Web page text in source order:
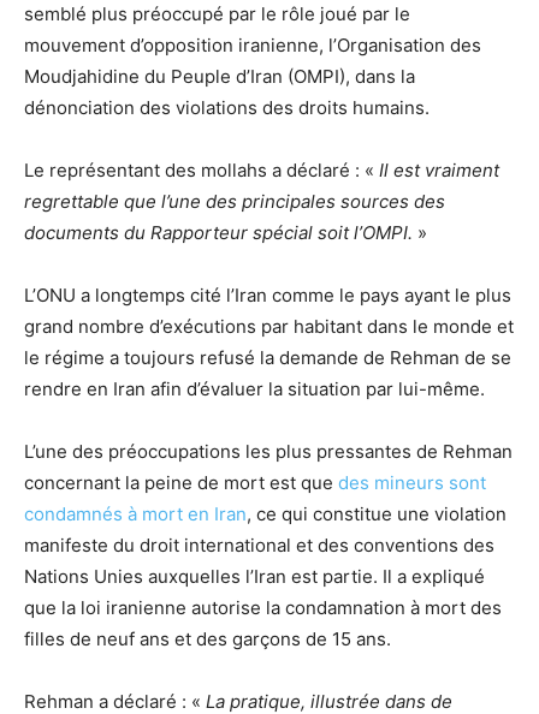
semblé plus préoccupé par le rôle joué par le
mouvement d’opposition iranienne, l’Organisation des
Moudjahidine du Peuple d’Iran (OMPI), dans la
dénonciation des violations des droits humains.
Le représentant des mollahs a déclaré : « Il est vraiment
regrettable que l’une des principales sources des
documents du Rapporteur spécial soit l’OMPI. »
L’ONU a longtemps cité l’Iran comme le pays ayant le plus
grand nombre d’exécutions par habitant dans le monde et
le régime a toujours refusé la demande de Rehman de se
rendre en Iran afin d’évaluer la situation par lui-même.
L’une des préoccupations les plus pressantes de Rehman
concernant la peine de mort est que des mineurs sont
condamnés à mort en Iran, ce qui constitue une violation
manifeste du droit international et des conventions des
Nations Unies auxquelles l’Iran est partie. Il a expliqué
que la loi iranienne autorise la condamnation à mort des
filles de neuf ans et des garçons de 15 ans.
Rehman a déclaré : « La pratique, illustrée dans de